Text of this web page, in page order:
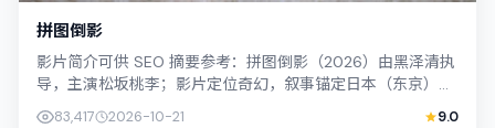
拼图倒影
影片简介可供 SEO 摘要参考：拼图倒影（2026）由黑泽清执
导，主演松坂桃李；影片定位奇幻，叙事锚定日本（东京）的
社会议题与个体命运，镜头克制...
83,417 2026-10-21 9.0